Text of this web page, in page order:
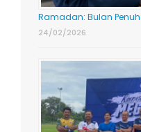
Ramadan: Bulan
24/02/2026